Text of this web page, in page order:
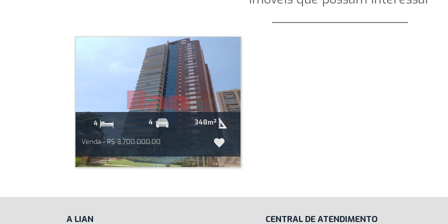
4 4 348m²
Venda - R$ 3.700.000,00
A LIAN CENTRAL DE ATENDIMENTO